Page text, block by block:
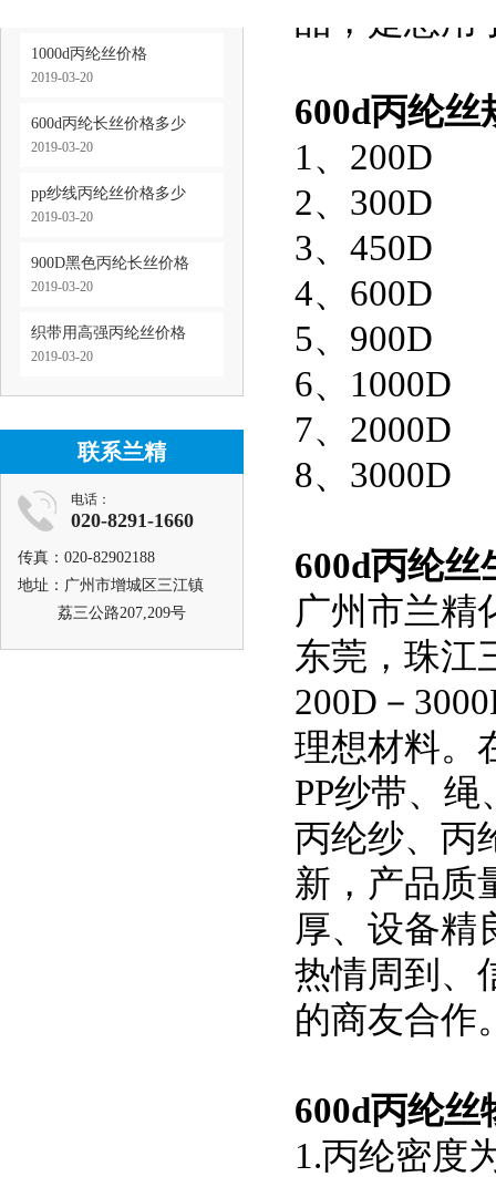
1000d丙纶丝价格
2019-03-20
600d丙纶长丝价格多少
2019-03-20
pp纱线丙纶丝价格多少
2019-03-20
900D黑色丙纶长丝价格
2019-03-20
织带用高强丙纶丝价格
2019-03-20
联系兰精
电话：
020-8291-1660
传真：020-82902188
地址：广州市增城区三江镇
荔三公路207,209号
品，是您用
600d丙纶丝
1、200D
2、300D
3、450D
4、600D
5、900D
6、1000D
7、2000D
8、3000D
600d丙纶丝
广州市兰精
东莞，珠江
200D－
理想材料。
PP纱带、
丙纶纱、丙
新，产品质
厚、设备精
热情周到、
的商友合作
600d丙纶丝
1.丙纶密度